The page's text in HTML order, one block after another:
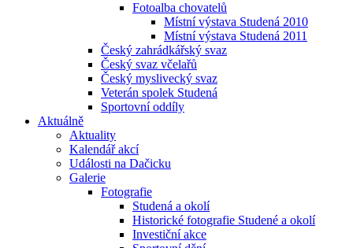
Fotoalba chovatelů
Místní výstava Studená 2010
Místní výstava Studená 2011
Český zahrádkářský svaz
Český svaz včelařů
Český myslivecký svaz
Veterán spolek Studená
Sportovní oddíly
Aktuálně
Aktuality
Kalendář akcí
Události na Dačicku
Galerie
Fotografie
Studená a okolí
Historické fotografie Studené a okolí
Investiční akce